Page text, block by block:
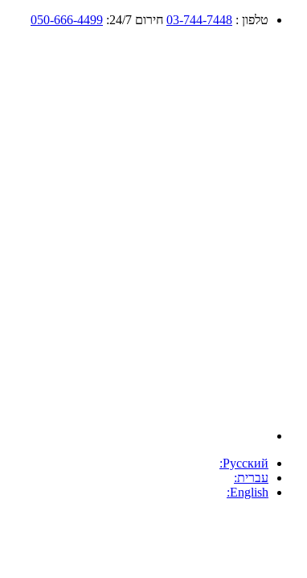
טלפון : 03-744-7448 חירום 24/7: 050-666-4499
Русский:
עברית:
English: